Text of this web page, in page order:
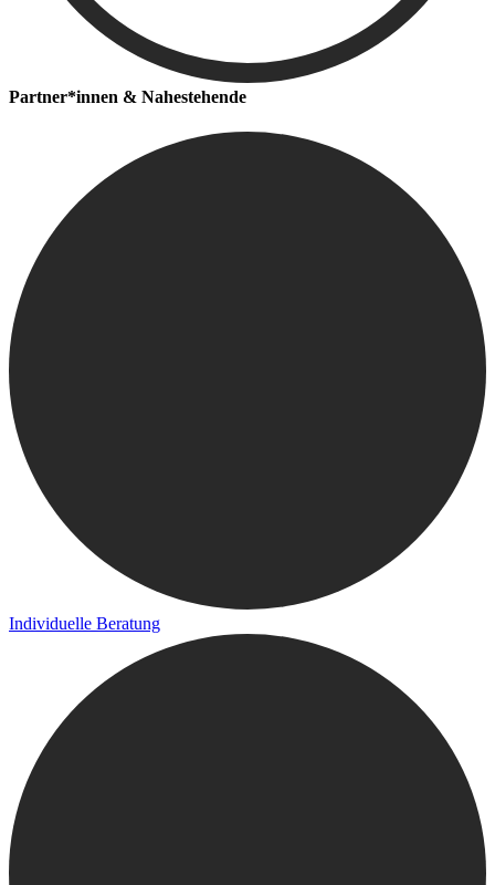
Partner*innen & Nahestehende
Individuelle Beratung